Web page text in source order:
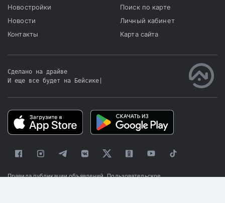
Новостройки
Новости
Контакты
Поиск по карте
Личный кабинет
Карта сайта
Сделано на драйве
И еще все будет на Бейсике
Правила публикации объявлений Пользовательское